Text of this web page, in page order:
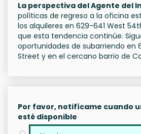
La perspectiva del Agente del
políticas de regreso a la oficina
los alquileres en 629-641 West
que esta tendencia continúe.
oportunidades de subarriendo en
Street y en el cercano barrio de
Por favor, notifícame cuando
esté disponible